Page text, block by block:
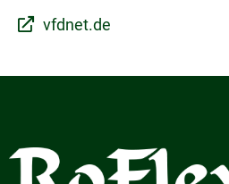
vfdnet.de